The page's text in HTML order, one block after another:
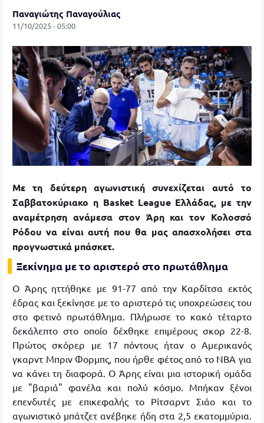
Παναγιώτης Παναγούλιας
11/10/2025 - 05:00
Με τη δεύτερη αγωνιστική συνεχίζεται αυτό το
Σαββατοκύριακο η Basket League Ελλάδας, με την
αναμέτρηση ανάμεσα στον Άρη και τον Κολοσσό
Ρόδου να είναι αυτή που θα μας απασχολήσει στα
προγνωστικά μπάσκετ.
Ξεκίνημα με το αριστερό στο πρωτάθλημα
Ο Άρης ηττήθηκε με 91-77 από την Καρδίτσα εκτός
έδρας και ξεκίνησε με το αριστερό τις υποχρεώσεις του
στο φετινό πρωτάθλημα. Πλήρωσε το κακό τέταρτο
δεκάλεπτο στο οποίο δέχθηκε επιμέρους σκορ 22-8.
Πρώτος σκόρερ με 17 πόντους ήταν ο Αμερικανός
γκαρντ Μπριν Φορμπς, που ήρθε φέτος από το NBA για
να κάνει τη διαφορά. Ο Άρης είναι μια ιστορική ομάδα
με "βαριά" φανέλα και πολύ κόσμο. Μπήκαν ξένοι
επενδυτές με επικεφαλής το Ρίτσαρντ Σιάο και το
αγωνιστικό μπάτζετ ανέβηκε ήδη στα 2,5 εκατομμύρια.